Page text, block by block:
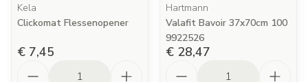
Kela
Clickomat Flessenopener
€ 7,45
Hartmann
Valafit Bavoir 37x70cm 100
9922526
€ 28,47